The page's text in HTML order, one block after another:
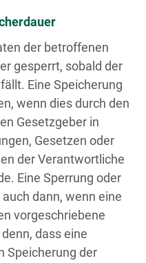
der betroffenen
gesperrt, sobald der
Eine Speicherung
wenn dies durch den
Gesetzgeber in
Gesetzen oder
der Verantwortliche
Eine Sperrung oder
dann, wenn eine
vorgeschriebene
dass eine
Speicherung der